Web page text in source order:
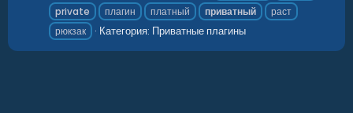
private
плагин платный приватный
раст
рюкзак
Категория: Приватные плагины